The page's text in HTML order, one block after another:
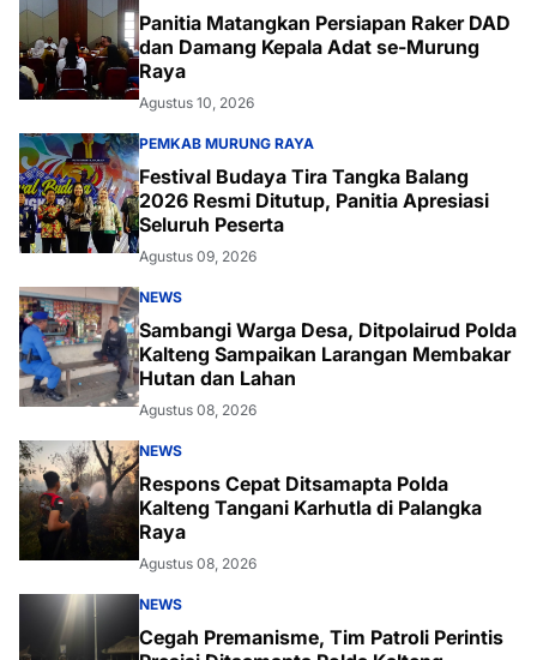
Panitia Matangkan Persiapan Raker DAD
dan Damang Kepala Adat se-Murung
Raya
Agustus 10, 2026
PEMKAB MURUNG RAYA
Festival Budaya Tira Tangka Balang
2026 Resmi Ditutup, Panitia Apresiasi
Seluruh Peserta
Agustus 09, 2026
NEWS
Sambangi Warga Desa, Ditpolairud Polda
Kalteng Sampaikan Larangan Membakar
Hutan dan Lahan
Agustus 08, 2026
NEWS
Respons Cepat Ditsamapta Polda
Kalteng Tangani Karhutla di Palangka
Raya
Agustus 08, 2026
NEWS
Cegah Premanisme, Tim Patroli Perintis